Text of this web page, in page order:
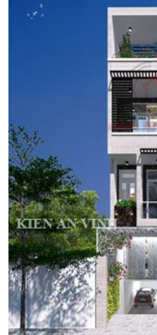
nhu cầu ở của mỗi gia đình. […]